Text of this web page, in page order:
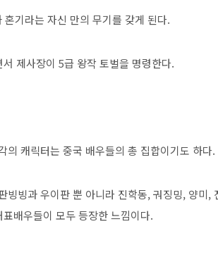
기라는 자신 만의 무기를 갖게 된다.
제사장이 5급 왕작 토벌을 명령한다.
의 캐릭터는 중국 배우들의 총 집합이기도 하다.
빙빙과 우이판 뿐 아니라 진학동, 궈징밍, 양미,
배우들이 모두 등장한 느낌이다.